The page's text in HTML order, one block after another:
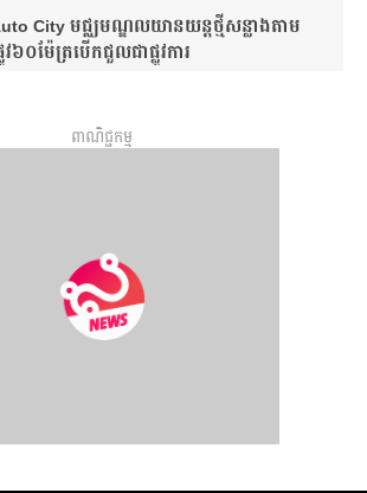
City មជ្ឈមណ្ឌលយានយន្តថ្មីសន្លាង​តាម
៦០ម៉ែត្រ​បើកជួលជាផ្លូវការ
ពាណិជ្ជកម្ម